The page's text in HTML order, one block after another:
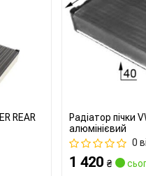
REAR
Радіатор пічки
алюмінієвий
0
1 420 ₴